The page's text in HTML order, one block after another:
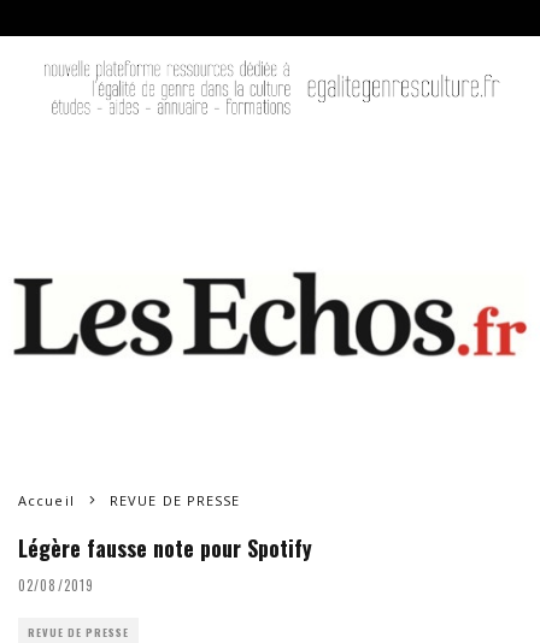
Accueil REVUE DE PRESSE
Légère fausse note pour Spotify
02/08/2019
REVUE DE PRESSE